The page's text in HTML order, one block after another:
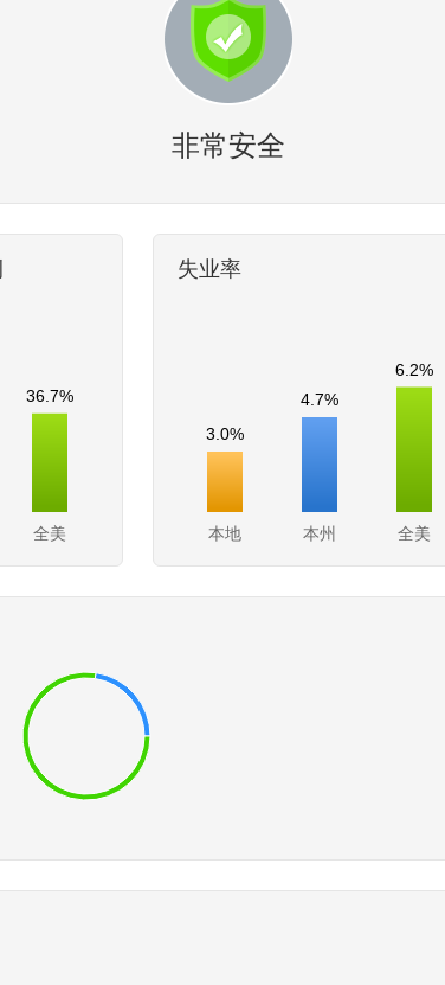
非常安全
全美
36.7%
失业率
本地 本州 全美
3.0%
4.7%
6.2%